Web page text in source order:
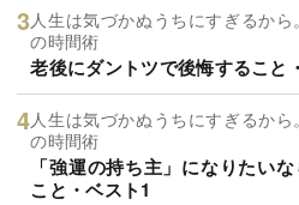
人生は気づかぬうちにすぎるか
の時間術
老後にダントツで後悔すること
人生は気づかぬうちにすぎるか
の時間術
「強運の持ち主」になりたい
こと・ベスト1